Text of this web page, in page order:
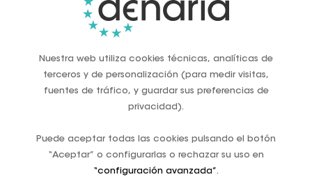
tecnología ha complicado la trazabilidad de los flujos
financieros ilegales. Señaló que el sindicato del Ministerio
de Hacienda español descubrió que los particulares más
ricos, las multinacionales y las grandes empresas
comparación, los autónomos y los particulares sólo
representan el 11% de esta brecha fiscal.
efectivo es el medio de pago preferido por muchos
ciudadanos por varias razones, entre ellas la seguridad que
proporciona, la garantía de privacidad y la facilidad para
Nuestra web utiliza cookies técnicas, analíticas de
terceros y de personalización (para medir visitas,
fuentes de tráfico, y guardar sus preferencias de
privacidad).
Puede aceptar todas las cookies pulsando el botón
“Aceptar” o configurarlas o rechazar su uso en
“configuración avanzada”.